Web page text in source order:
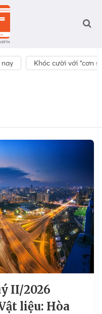
Khóc cười với “cơn
II/2026
liệu: Hòa